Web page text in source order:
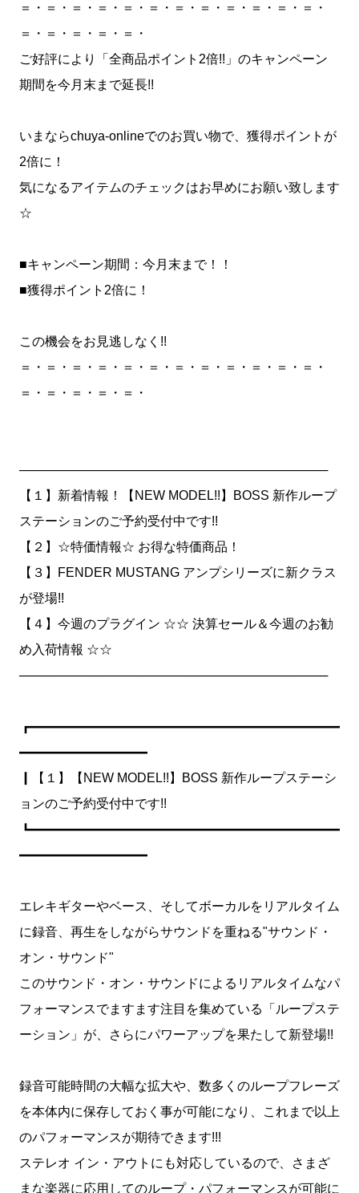
＝・＝・＝・＝・＝・＝・＝・＝・＝・＝・＝・＝・
＝・＝・＝・＝・＝・
ご好評により「全商品ポイント2倍!!」のキャンペーン
期間を今月末まで延長!!
いまならchuya-onlineでのお買い物で、獲得ポイントが
2倍に！
気になるアイテムのチェックはお早めにお願い致します
☆
■キャンペーン期間：今月末まで！！
■獲得ポイント2倍に！
この機会をお見逃しなく!!
＝・＝・＝・＝・＝・＝・＝・＝・＝・＝・＝・＝・
＝・＝・＝・＝・＝・
───────────────────────────────────
【１】新着情報！【NEW MODEL!!】BOSS 新作ループ
ステーションのご予約受付中です!!
【２】☆特価情報☆ お得な特価商品！
【３】FENDER MUSTANG アンプシリーズに新クラス
が登場!!
【４】今週のプラグイン ☆☆ 決算セール＆今週のお勧
め入荷情報 ☆☆
───────────────────────────────────
┏━━━━━━━━━━━━━━━━━━━━━━━━
━━━━━━━━━━
┃【１】【NEW MODEL!!】BOSS 新作ループステーシ
ョンのご予約受付中です!!
┗━━━━━━━━━━━━━━━━━━━━━━━━
━━━━━━━━━━
エレキギターやベース、そしてボーカルをリアルタイム
に録音、再生をしながらサウンドを重ねる"サウンド・
オン・サウンド"
このサウンド・オン・サウンドによるリアルタイムなパ
フォーマンスでますます注目を集めている「ループステ
ーション」が、さらにパワーアップを果たして新登場!!
録音可能時間の大幅な拡大や、数多くのループフレーズ
を本体内に保存しておく事が可能になり、これまで以上
のパフォーマンスが期待できます!!!
ステレオ イン・アウトにも対応しているので、さまざ
まな楽器に応用してのループ・パフォーマンスが可能に